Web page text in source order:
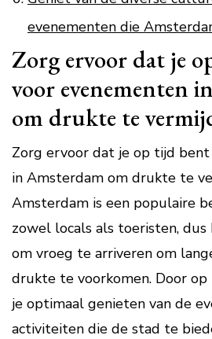
evenementen die
Zorg ervoor dat je
voor evenementen
om drukte te
Zorg ervoor dat je op tijd
in Amsterdam om drukte te
Amsterdam is een populaire
zowel locals als toeristen,
om vroeg te arriveren om
drukte te voorkomen. Door
je optimaal genieten van de
activiteiten die de stad te